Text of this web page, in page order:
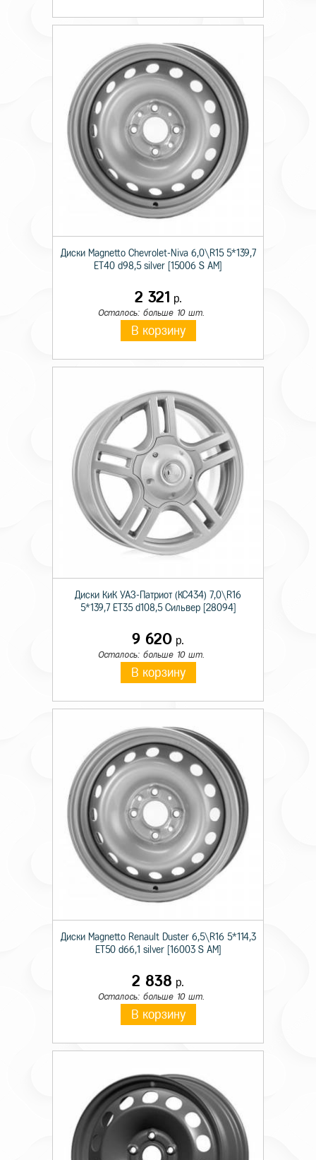
Диски Magnetto Chevrolet-Niva 6,0\R15 5*139,7
ET40 d98,5 silver [15006 S AM]
2 321 р.
Осталось: больше 10 шт.
В корзину
Диски КиК УАЗ-Патриот (КС434) 7,0\R16
5*139,7 ET35 d108,5 Сильвер [28094]
9 620 р.
Осталось: больше 10 шт.
В корзину
Диски Magnetto Renault Duster 6,5\R16 5*114,3
ET50 d66,1 silver [16003 S AM]
2 838 р.
Осталось: больше 10 шт.
В корзину